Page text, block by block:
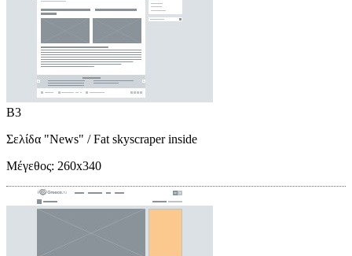
B3
Σελίδα "News" / Fat skyscraper inside
Μέγεθος: 260x340